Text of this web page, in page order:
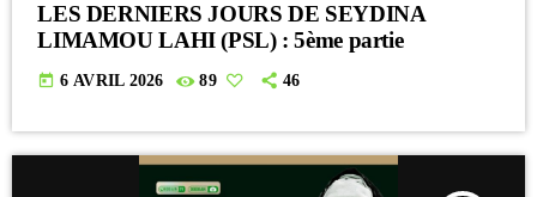
LES DERNIERS JOURS DE SEYDINA
LIMAMOU LAHI (PSL) : 5ème partie
today 6 AVRIL 2026 89 46